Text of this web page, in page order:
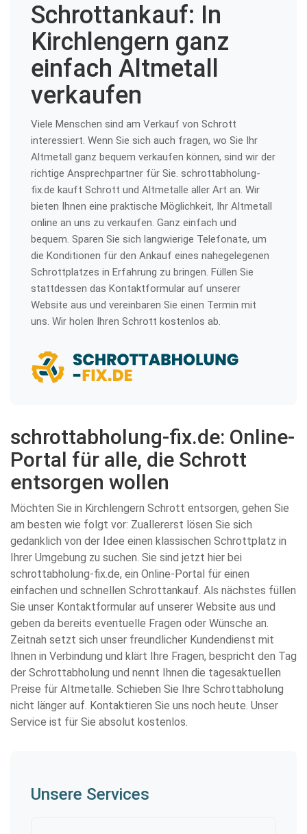
Schrottankauf: In
Kirchlengern ganz
einfach Altmetall
verkaufen
Viele Menschen sind am Verkauf von Schrott
interessiert. Wenn Sie sich auch fragen, wo Sie Ihr
Altmetall ganz bequem verkaufen können, sind wir der
richtige Ansprechpartner für Sie. schrottabholung-
fix.de kauft Schrott und Altmetalle aller Art an. Wir
bieten Ihnen eine praktische Möglichkeit, Ihr Altmetall
online an uns zu verkaufen. Ganz einfach und
bequem. Sparen Sie sich langwierige Telefonate, um
die Konditionen für den Ankauf eines nahegelegenen
Schrottplatzes in Erfahrung zu bringen. Füllen Sie
stattdessen das Kontaktformular auf unserer
Website aus und vereinbaren Sie einen Termin mit
uns. Wir holen Ihren Schrott kostenlos ab.
schrottabholung-fix.de: Online-
Portal für alle, die Schrott
entsorgen wollen
Möchten Sie in Kirchlengern Schrott entsorgen, gehen Sie
am besten wie folgt vor: Zuallererst lösen Sie sich
gedanklich von der Idee einen klassischen Schrottplatz in
Ihrer Umgebung zu suchen. Sie sind jetzt hier bei
schrottabholung-fix.de, ein Online-Portal für einen
einfachen und schnellen Schrottankauf. Als nächstes füllen
Sie unser Kontaktformular auf unserer Website aus und
geben da bereits eventuelle Fragen oder Wünsche an.
Zeitnah setzt sich unser freundlicher Kundendienst mit
Ihnen in Verbindung und klärt Ihre Fragen, bespricht den Tag
der Schrottabholung und nennt Ihnen die tagesaktuellen
Preise für Altmetalle. Schieben Sie Ihre Schrottabholung
nicht länger auf. Kontaktieren Sie uns noch heute. Unser
Service ist für Sie absolut kostenlos.
Unsere Services